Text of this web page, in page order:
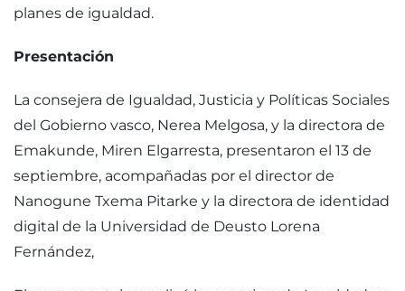
planes de igualdad.
Presentación
La consejera de Igualdad, Justicia y Políticas Sociales
del Gobierno vasco, Nerea Melgosa, y la directora de
Emakunde, Miren Elgarresta, presentaron el 13 de
septiembre, acompañadas por el director de
Nanogune Txema Pitarke y la directora de identidad
digital de la Universidad de Deusto Lorena
Fernández,